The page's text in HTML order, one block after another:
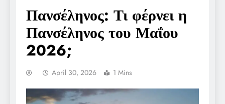
Πανσέληνος: Τι φέρνει η
Πανσέληνος του Μαΐου
2026;
April 30, 2026 1 Mins